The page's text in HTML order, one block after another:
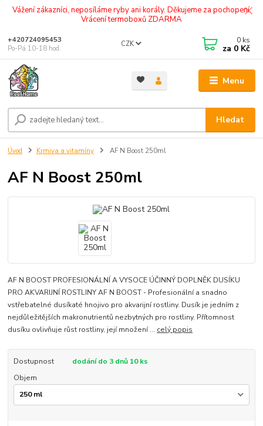
Vážení zákazníci, neposíláme ryby ani korály. Děkujeme za pochopení.
Vrácení termoboxů ZDARMA
Menu
CZK
Hledat
+420724095453
Po-Pá 10-18 hod.
0 ks
za 0 Kč
Úvod Krmiva a vitamíny AF N Boost 250ml
AF N Boost 250ml
AF N BOOST PROFESIONÁLNÍ A VYSOCE ÚČINNÝ DOPLNĚK DUSÍKU
PRO AKVARIJNÍ ROSTLINY AF N BOOST - Profesionální a snadno
vstřebatelné dusíkaté hnojivo pro akvarijní rostliny. Dusík je jedním z
nejdůležitějších makronutrientů nezbytných pro rostliny. Přítomnost
dusíku ovlivňuje růst rostliny, její množení ... celý popis
Dostupnost
dodání do 3 dnů 10 ks
Objem